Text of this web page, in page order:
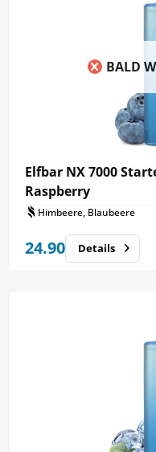
BALD
Elfbar NX 7000
Raspberry
Himbeere, Blaubeere
24.90 Details